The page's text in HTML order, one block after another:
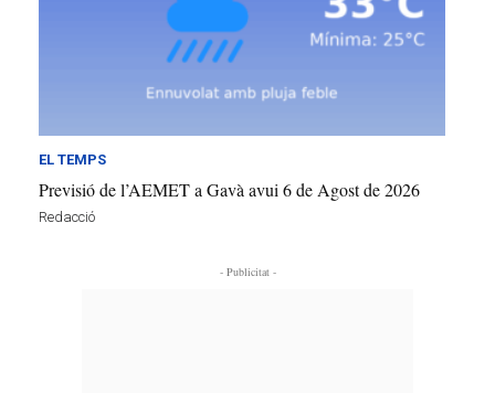
EL TEMPS
Previsió de l’AEMET a Gavà avui 6 de Agost de 2026
Redacció
- Publicitat -